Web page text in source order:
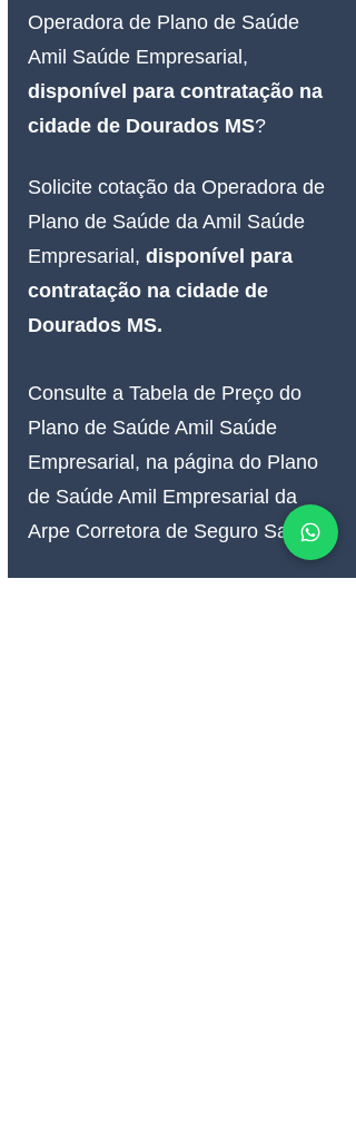
Operadora de Plano de Saúde
Amil Saúde Empresarial,
disponível para contratação na
cidade de Dourados MS?
Solicite cotação da Operadora de
Plano de Saúde da Amil Saúde
Empresarial, disponível para
contratação na cidade de
Dourados MS.
Consulte a Tabela de Preço do
Plano de Saúde Amil Saúde
Empresarial, na página do Plano
de Saúde Amil Empresarial da
Arpe Corretora de Seguro Saúde.